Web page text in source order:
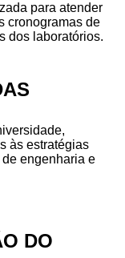
para atender
cronogramas de
dos laboratórios.
às estratégias
engenharia e
DO